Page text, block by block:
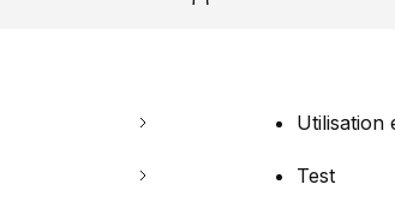
Utilisation
Test